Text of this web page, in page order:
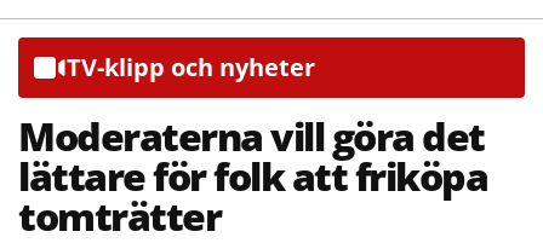
TV-klipp och nyheter
Moderaterna vill göra det
lättare för folk att friköpa
tomträtter